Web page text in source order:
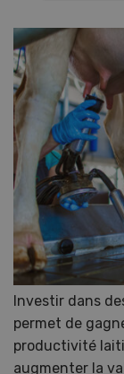
Investir dans
permet de
productivité
augmenter la